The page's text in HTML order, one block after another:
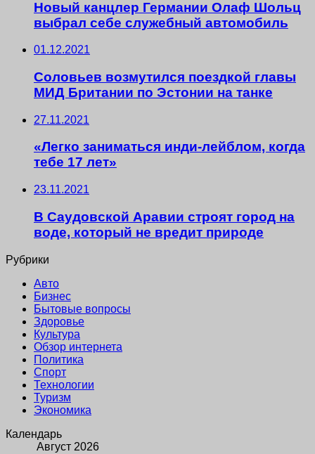
Новый канцлер Германии Олаф Шольц
выбрал себе служебный автомобиль
01.12.2021
Соловьев возмутился поездкой главы
МИД Британии по Эстонии на танке
27.11.2021
«Легко заниматься инди-лейблом, когда
тебе 17 лет»
23.11.2021
В Саудовской Аравии строят город на
воде, который не вредит природе
Рубрики
Авто
Бизнес
Бытовые вопросы
Здоровье
Культура
Обзор интернета
Политика
Спорт
Технологии
Туризм
Экономика
Календарь
Август 2026